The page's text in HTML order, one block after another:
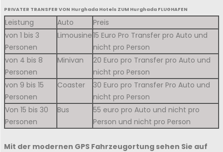
PRIVATER TRANSFER VON Hurghada Hotels ZUM Hurghada FLUGHAFEN
Leistung Auto
Preis
von 1 bis 3
Personen
Limousine15 Euro Pro Transfer pro Auto und
nicht pro Person
von 4 bis 8
Personen
Minivan
20 Euro pro Transfer pro Auto und
nicht pro Person
von 9 bis 15
Personen
Coaster
30 Euro pro Transfer Pro Auto und
nicht pro Person
Von 15 bis 30
Personen
Bus
55 euro pro Auto und nicht pro
Person und nicht pro Person
Mit der modernen GPS Fahrzeugortung sehen Sie auf